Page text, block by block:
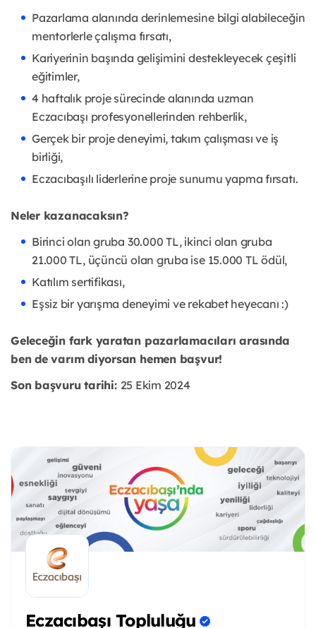
Pazarlama alanında derinlemesine bilgi alabileceğin
mentorlerle çalışma fırsatı,
Kariyerinin başında gelişimini destekleyecek çeşitli
eğitimler,
4 haftalık proje sürecinde alanında uzman
Eczacıbaşı profesyonellerinden rehberlik,
Gerçek bir proje deneyimi, takım çalışması ve iş
birliği,
Eczacıbaşılı liderlerine proje sunumu yapma fırsatı.
Neler kazanacaksın?
Birinci olan gruba 30.000 TL, ikinci olan gruba
21.000 TL, üçüncü olan gruba ise 15.000 TL ödül,
Katılım sertifikası,
Eşsiz bir yarışma deneyimi ve rekabet heyecanı :)
Geleceğin fark yaratan pazarlamacıları arasında
ben de varım diyorsan hemen başvur!
Son başvuru tarihi: 25 Ekim 2024
Eczacıbaşı Topluluğu